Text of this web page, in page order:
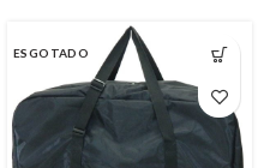
ESGOTADO